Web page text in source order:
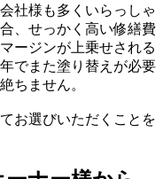
社様も多くいらっしゃ
、せっかく高い修繕費
ージンが上乗せされる
でまた塗り替えが必要
ちません。
お選びいただくことを